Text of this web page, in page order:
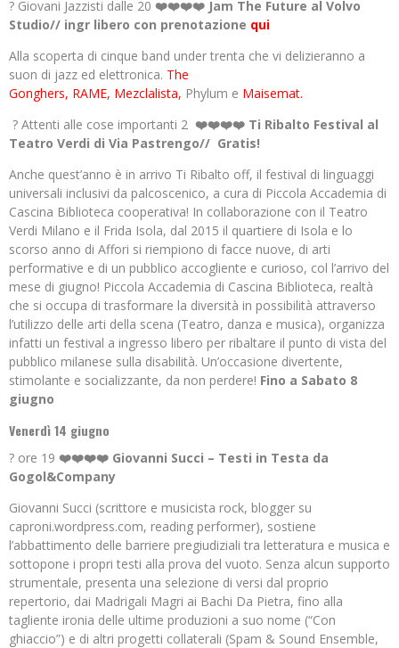
? Giovani Jazzisti dalle 20 ❤️❤️❤️❤️ Jam The Future al Volvo
Studio// ingr libero con prenotazione qui
Alla scoperta di cinque band under trenta che vi delizieranno a
suon di jazz ed elettronica. The
Gonghers, RAME, Mezclalista, Phylum e Maisemat.
? Attenti alle cose importanti 2 ❤️❤️❤️❤️ Ti Ribalto Festival al
Teatro Verdi di Via Pastrengo// Gratis!
Anche quest’anno è in arrivo Ti Ribalto off, il festival di linguaggi
universali inclusivi da palcoscenico, a cura di Piccola Accademia di
Cascina Biblioteca cooperativa! In collaborazione con il Teatro
Verdi Milano e il Frida Isola, dal 2015 il quartiere di Isola e lo
scorso anno di Affori si riempiono di facce nuove, di arti
performative e di un pubblico accogliente e curioso, col l’arrivo del
mese di giugno! Piccola Accademia di Cascina Biblioteca, realtà
che si occupa di trasformare la diversità in possibilità attraverso
l’utilizzo delle arti della scena (Teatro, danza e musica), organizza
infatti un festival a ingresso libero per ribaltare il punto di vista del
pubblico milanese sulla disabilità. Un’occasione divertente,
stimolante e socializzante, da non perdere! Fino a Sabato 8
giugno
Venerdì 14 giugno
? ore 19 ❤️❤️❤️❤️ Giovanni Succi – Testi in Testa da
Gogol&Company
Giovanni Succi (scrittore e musicista rock, blogger su
caproni.wordpress.com, reading performer), sostiene
l’abbattimento delle barriere pregiudiziali tra letteratura e musica e
sottopone i propri testi alla prova del vuoto. Senza alcun supporto
strumentale, presenta una selezione di versi dal proprio
repertorio, dai Madrigali Magri ai Bachi Da Pietra, fino alla
tagliente ironia delle ultime produzioni a suo nome (“Con
ghiaccio”) e di altri progetti collaterali (Spam & Sound Ensemble,